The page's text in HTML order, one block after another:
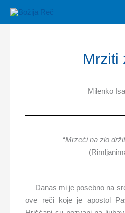
Mrziti
Milenko
“Mrzeći na zlo
Danas mi je posebno na
ove reči koje je apostol